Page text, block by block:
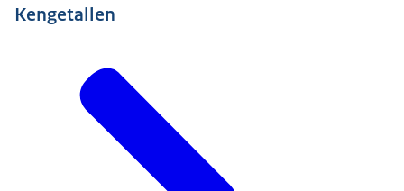
Kengetallen